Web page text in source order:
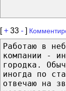
[+ 33 - ]
Работаю в
компании -
городка.
иногда по
отвечаю на